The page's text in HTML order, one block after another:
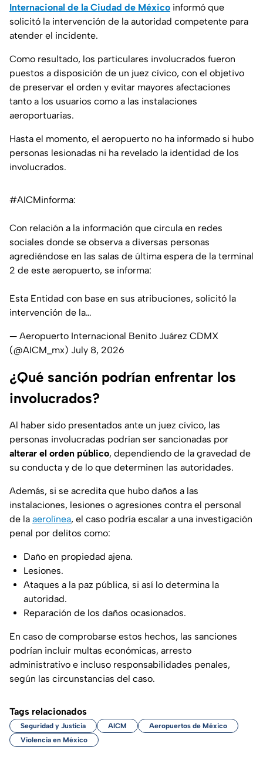
Internacional de la Ciudad de México informó que
solicitó la intervención de la autoridad competente para
atender el incidente.
Como resultado, los particulares involucrados fueron
puestos a disposición de un juez cívico, con el objetivo
de preservar el orden y evitar mayores afectaciones
tanto a los usuarios como a las instalaciones
aeroportuarias.
Hasta el momento, el aeropuerto no ha informado si hubo
personas lesionadas ni ha revelado la identidad de los
involucrados.
#AICMinforma:
Con relación a la información que circula en redes
sociales donde se observa a diversas personas
agrediéndose en las salas de última espera de la terminal
2 de este aeropuerto, se informa:
Esta Entidad con base en sus atribuciones, solicitó la
intervención de la…
— Aeropuerto Internacional Benito Juárez CDMX
(@AICM_mx) July 8, 2026
¿Qué sanción podrían enfrentar los
involucrados?
Al haber sido presentados ante un juez cívico, las
personas involucradas podrían ser sancionadas por
alterar el orden público, dependiendo de la gravedad de
su conducta y de lo que determinen las autoridades.
Además, si se acredita que hubo daños a las
instalaciones, lesiones o agresiones contra el personal
de la aerolínea, el caso podría escalar a una investigación
penal por delitos como:
Daño en propiedad ajena.
Lesiones.
Ataques a la paz pública, si así lo determina la
autoridad.
Reparación de los daños ocasionados.
En caso de comprobarse estos hechos, las sanciones
podrían incluir multas económicas, arresto
administrativo e incluso responsabilidades penales,
según las circunstancias del caso.
Tags relacionados
Seguridad y Justicia AICM
Aeropuertos de México
Violencia en México